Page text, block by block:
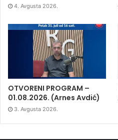
4. Avgusta 2026.
OTVORENI PROGRAM –
01.08.2026. (Arnes Avdić)
3. Avgusta 2026.